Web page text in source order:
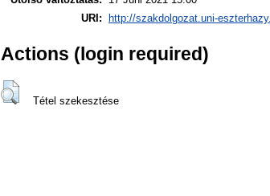
URI:
http://szakdolgozat.uni-
Actions (login required)
Tétel szekesztése